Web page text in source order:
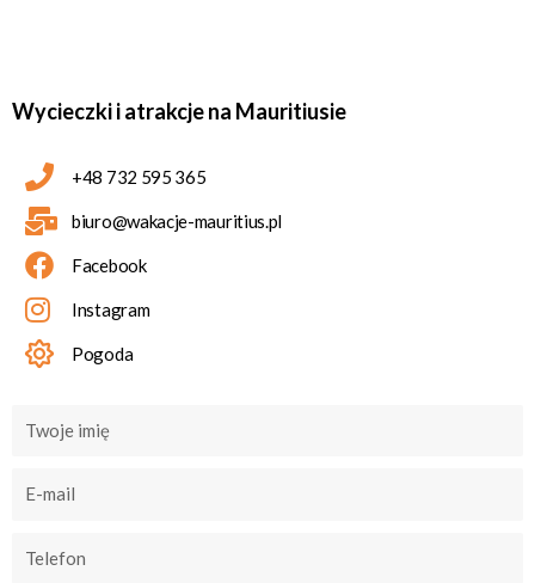
Wycieczki i atrakcje na Mauritiusie
+48 732 595 365
biuro@wakacje-mauritius.pl
Facebook
Instagram
Pogoda